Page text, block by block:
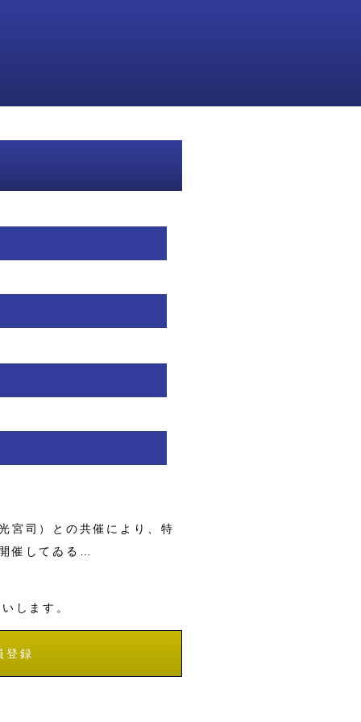
宮司）との共催により、特
催してゐる…
します。
登録